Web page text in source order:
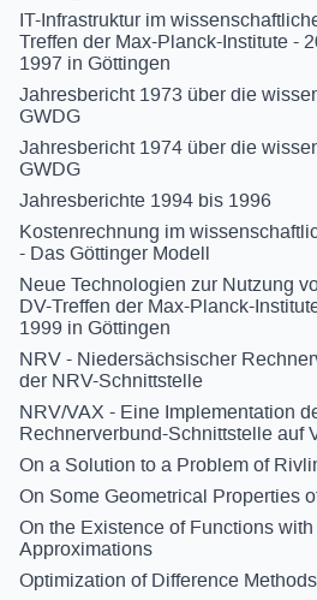
IT-Infrastruktur im
Treffen der Max-Planck-Institute -
1997 in Göttingen
Jahresbericht 1973 über die
GWDG
Jahresbericht 1974 über die
GWDG
Jahresberichte 1994 bis 1996
Kostenrechnung im
- Das Göttinger Modell
Neue Technologien zur Nutzung
DV-Treffen der Max-Planck-
1999 in Göttingen
NRV - Niedersächsischer
der NRV-Schnittstelle
NRV/VAX - Eine Implementation
Rechnerverbund-Schnittstelle auf
On a Solution to a Problem of
On Some Geometrical Properties
On the Existence of Functions
Approximations
Optimization of Difference Methods